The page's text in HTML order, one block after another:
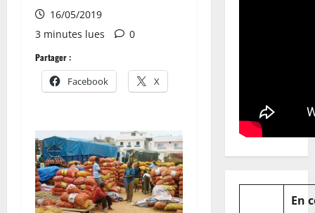
16/05/2019
3 minutes lues
0
Partager :
Facebook X
En